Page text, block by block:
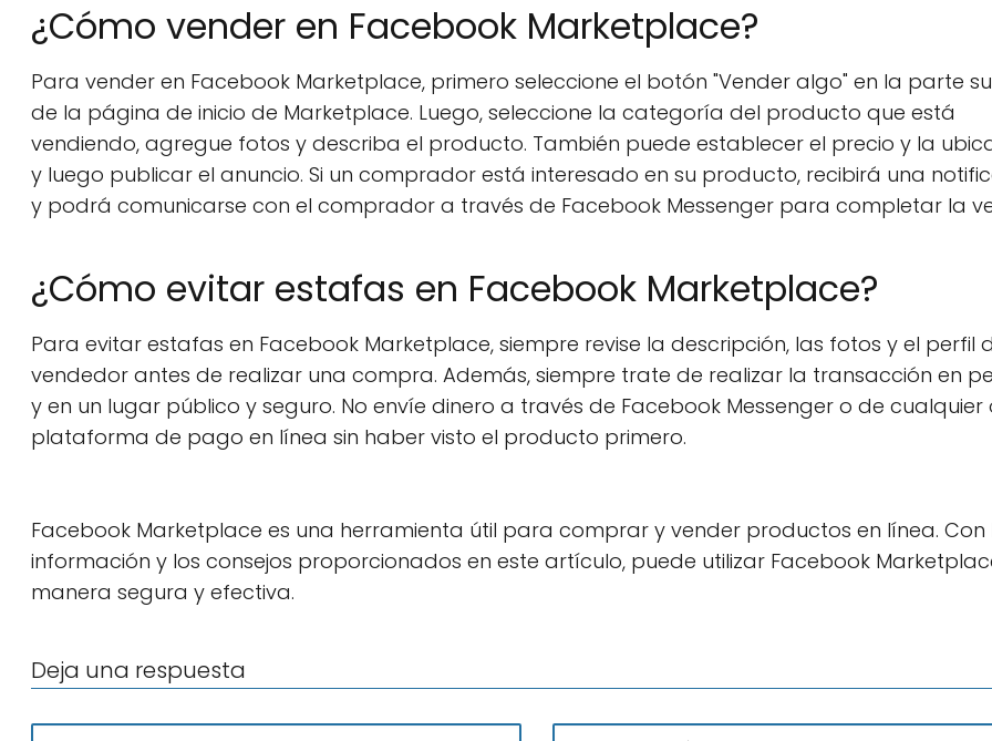
¿Cómo vender en Facebook Marketplace?
Para vender en Facebook Marketplace, primero seleccione el botón "Vender algo" en la parte
de la página de inicio de Marketplace. Luego, seleccione la categoría del producto que está
vendiendo, agregue fotos y describa el producto. También puede establecer el precio y la
y luego publicar el anuncio. Si un comprador está interesado en su producto, recibirá una
y podrá comunicarse con el comprador a través de Facebook Messenger para completar la
¿Cómo evitar estafas en Facebook Marketplace?
Para evitar estafas en Facebook Marketplace, siempre revise la descripción, las fotos y el perfil
vendedor antes de realizar una compra. Además, siempre trate de realizar la transacción en
y en un lugar público y seguro. No envíe dinero a través de Facebook Messenger o de cualquier
plataforma de pago en línea sin haber visto el producto primero.
Facebook Marketplace es una herramienta útil para comprar y vender productos en línea. Con
información y los consejos proporcionados en este artículo, puede utilizar Facebook
manera segura y efectiva.
Deja una respuesta